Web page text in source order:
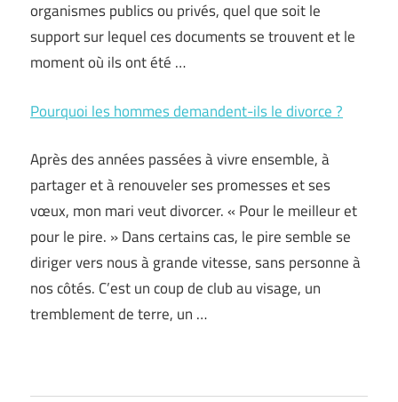
organismes publics ou privés, quel que soit le
support sur lequel ces documents se trouvent et le
moment où ils ont été …
Pourquoi les hommes demandent-ils le divorce ?
Après des années passées à vivre ensemble, à
partager et à renouveler ses promesses et ses
vœux, mon mari veut divorcer. « Pour le meilleur et
pour le pire. » Dans certains cas, le pire semble se
diriger vers nous à grande vitesse, sans personne à
nos côtés. C’est un coup de club au visage, un
tremblement de terre, un …